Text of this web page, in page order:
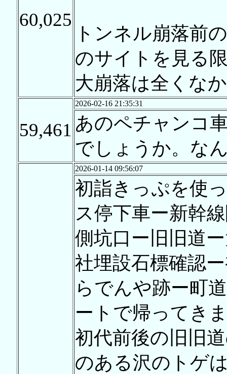
60,025
トンネル崩落前
のサイトを見る
大崩落は全くな
59,461
2026-02-16 21:35:31
あのペチャンコ
でしょうか。な
2026-01-14 09:56:07
初詣きっぷを使
ス停下車ー新幹
側坑口ー旧旧道
社埋設石標確認
らでんや跡ー町
ートで帰ってき
初代前後の旧旧
のある沢のトゲ